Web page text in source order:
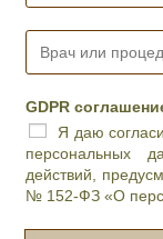
В
ч
и
п
о
GDPR
Я даю
персональных
действий,
№ 152-ФЗ «О